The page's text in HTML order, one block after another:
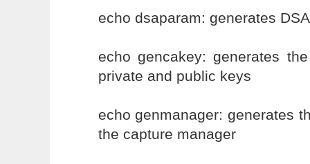
echo dsaparam: generates
echo gencakey: generates
private and public keys
echo genmanager: generates
the capture manager